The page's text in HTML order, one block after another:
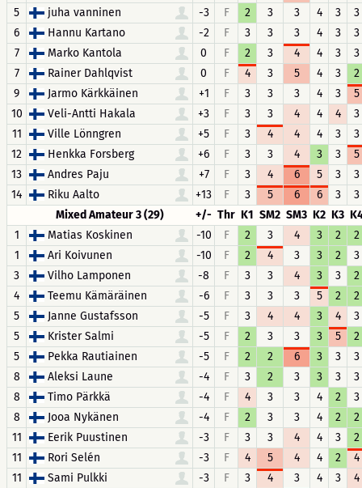
5
juha vanninen -3 F 2 3 3 4 3
3
6
Hannu Kartano -2 F 3 3 3 4 3
3
7
Marko Kantola 0 F 2 3 4 4 3
3
7
Rainer Dahlqvist 0 F 4 3 5 4 3
2
9
Jarmo Kärkkäinen +1 F 3 3 3 4 3
5
10
Veli-Antti Hakala +3 F 3 3 4 4 4
3
11
Ville Lönngren +5 F 3 4 4 4 3
3
12
Henkka Forsberg +6 F 3 3 4 3 3
5
13
Andres Paju +7 F 3 4 6 5 3
3
14
Riku Aalto +13 F 3 5 6 6 3
3
Mixed Amateur 3 (29)
+/- Thr K1 SM2 SM3 K2 K3
1
Matias Koskinen -10 F 2 3 4 3 2
2
1
Ari Koivunen -10 F 2 4 3 3 2
3
3
Vilho Lamponen -8 F 3 3 4 3 3
2
4
Teemu Kämäräinen -6 F 3 3 3 5 2
2
5
Janne Gustafsson -5 F 3 4 4 3 4
3
5
Krister Salmi -5 F 2 3 3 3 5
2
5
Pekka Rautiainen -5 F 2 2 6 3 3
3
8
Aleksi Laune -4 F 3 2 3 3 3
3
8
Timo Pärkkä -4 F 4 3 3 4 2
3
8
Jooa Nykänen -4 F 2 3 3 4 2
2
11
Eerik Puustinen -3 F 3 3 4 4 3
2
11
Rori Selén -3 F 4 5 4 4 2
4
11
Sami Pulkki -3 F 3 4 3 4 3
4